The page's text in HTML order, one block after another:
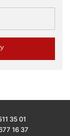
35 01
16 37